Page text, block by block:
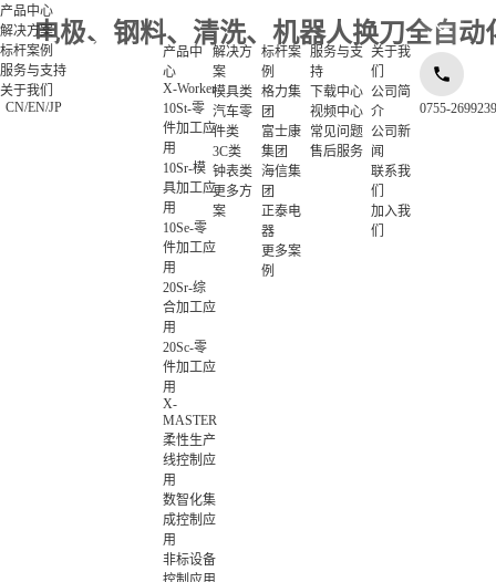
产品中
心
X-Worker
10St-零
件加工应
用
10Sr-模
具加工应
用
10Se-零
件加工应
用
20Sr-综
合加工应
用
20Sc-零
件加工应
用
X-
MASTER
柔性生产
线控制应
用
数智化集
成控制应
用
非标设备
解决方
案
模具类
汽车零
件类
3C类
钟表类
更多方
案
标杆案
例
格力集
团
富士康
集团
海信集
团
正泰电
器
更多案
例
服务与支
持
下载中心
视频中心
常见问题
售后服务
关于我
们
公司简
介
公司新
闻
联系我
们
加入我
们
0755-
产品中心
解决方案
标杆案例
服务与支持
关于我们
CN/EN/JP
电极、钢料、清洗、机器人换刀全自动